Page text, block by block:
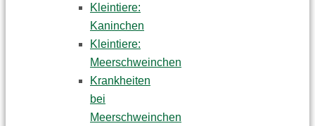
Kleintiere:
Kaninchen
Kleintiere:
Meerschweinchen
Krankheiten
bei
Meerschweinchen